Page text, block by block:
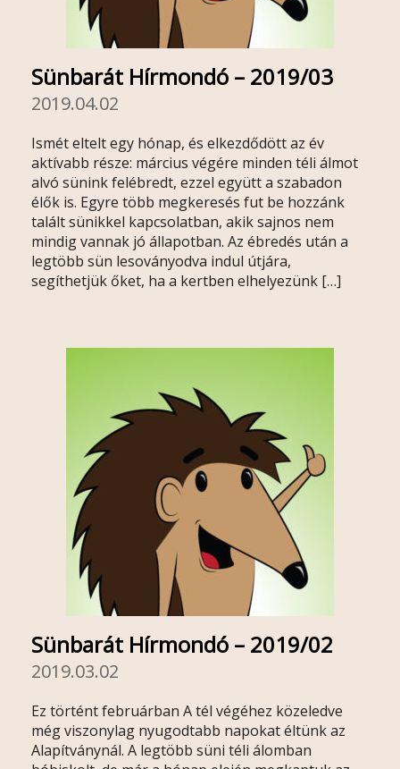
Sünbarát Hírmondó – 2019/03
2019.04.02
Ismét eltelt egy hónap, és elkezdődött az év
aktívabb része: március végére minden téli álmot
alvó sünink felébredt, ezzel együtt a szabadon
élők is. Egyre több megkeresés fut be hozzánk
talált sünikkel kapcsolatban, akik sajnos nem
mindig vannak jó állapotban. Az ébredés után a
legtöbb sün lesoványodva indul útjára,
segíthetjük őket, ha a kertben elhelyezünk […]
Sünbarát Hírmondó – 2019/02
2019.03.02
Ez történt februárban A tél végéhez közeledve
még viszonylag nyugodtabb napokat éltünk az
Alapítványnál. A legtöbb süni téli álomban